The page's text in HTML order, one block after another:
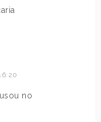
no